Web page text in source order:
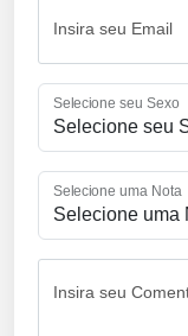
Insira seu Email
Selecione seu Sexo
Selecione uma Nota
Insira seu